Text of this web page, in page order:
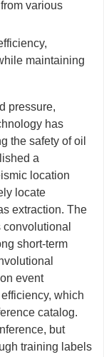
various
maintaining
pressure,
has
the safety of oil
a
location
locate
extraction. The
short-term
event
which
catalog.
but
training labels